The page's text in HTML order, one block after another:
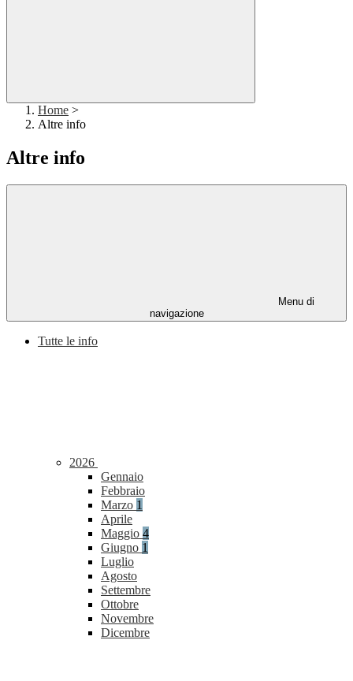
Home >
Altre info
Altre info
Menu di
navigazione
Tutte le info
2026
Gennaio
Febbraio
Marzo 1
Aprile
Maggio 4
Giugno 1
Luglio
Agosto
Settembre
Ottobre
Novembre
Dicembre